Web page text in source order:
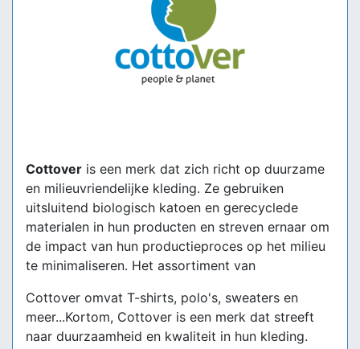
Cottover is een merk dat zich richt op duurzame
en milieuvriendelijke kleding. Ze gebruiken
uitsluitend biologisch katoen en gerecyclede
materialen in hun producten en streven ernaar om
de impact van hun productieproces op het milieu
te minimaliseren. Het assortiment van
Cottover omvat T-shirts, polo's, sweaters en
meer...Kortom, Cottover is een merk dat streeft
naar duurzaamheid en kwaliteit in hun kleding.